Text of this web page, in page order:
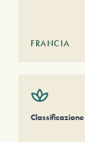
FRANCIA
Classificazione